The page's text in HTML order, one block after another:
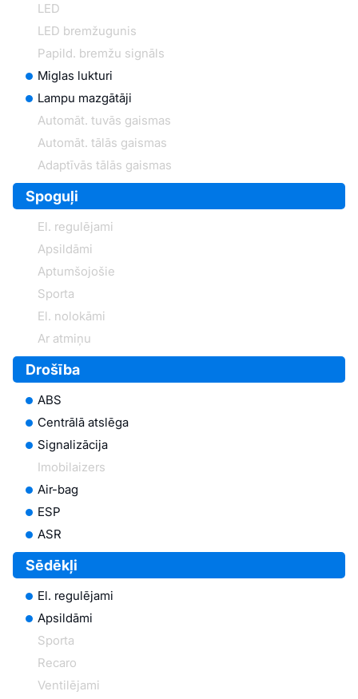
LED
LED bremžugunis
Papild. bremžu signāls
Miglas lukturi
Lampu mazgātāji
Automāt. tuvās gaismas
Automāt. tālās gaismas
Adaptīvās tālās gaismas
Spoguļi
El. regulējami
Apsildāmi
Aptumšojošie
Sporta
El. nolokāmi
Ar atmiņu
Drošība
ABS
Centrālā atslēga
Signalizācija
Imobilaizers
Air-bag
ESP
ASR
Sēdēkļi
El. regulējami
Apsildāmi
Sporta
Recaro
Ventilējami